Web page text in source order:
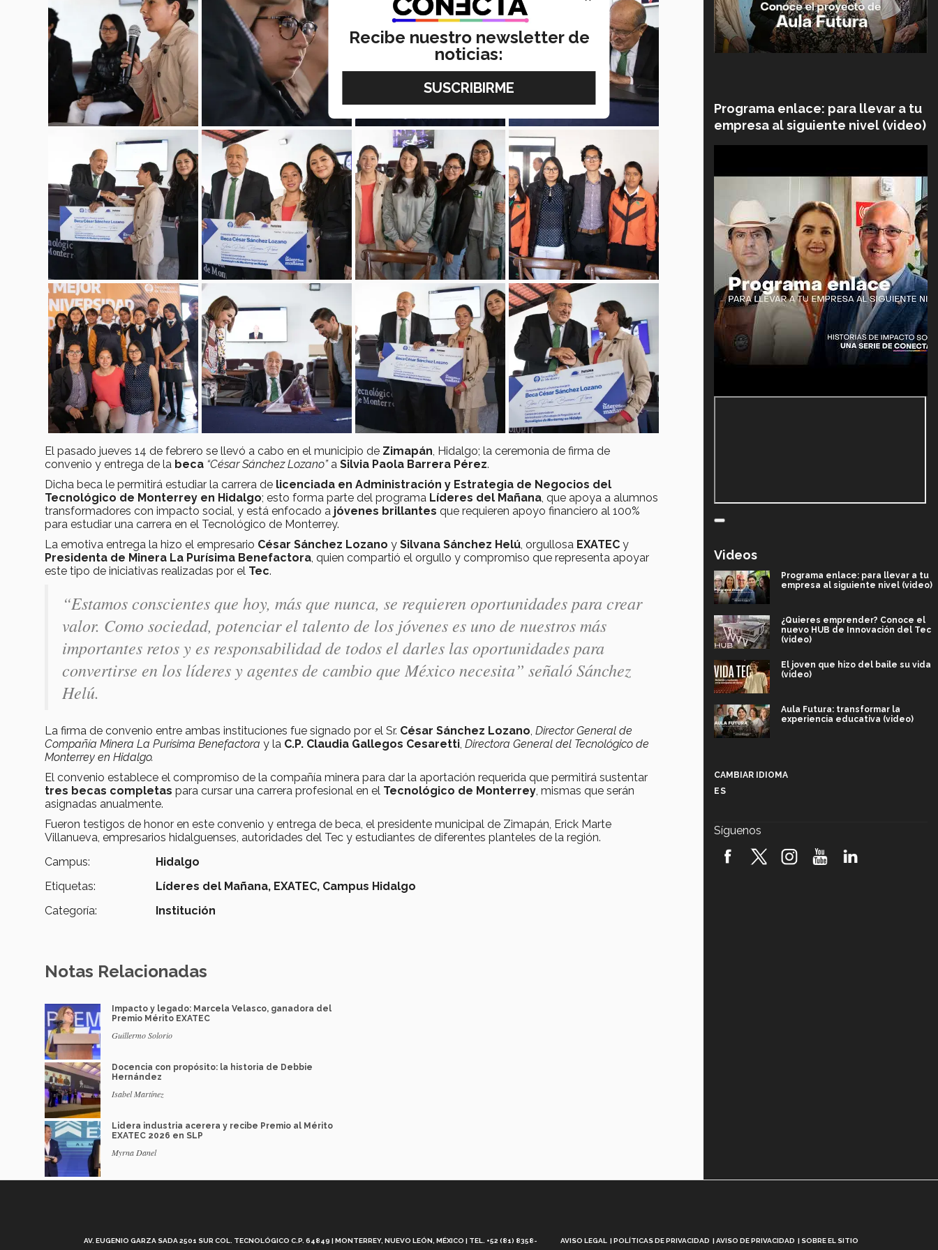
El pasado jueves 14 de febrero se llevó a cabo en el municipio de Zimapán, Hidalgo; la ceremonia de firma de
convenio y entrega de la beca “César Sánchez Lozano”a Silvia Paola Barrera Pérez.
Dicha beca le permitirá estudiar la carrera de licenciada en Administración y Estrategia de Negocios del
Tecnológico de Monterrey en Hidalgo; esto forma parte del programa Líderes del Mañana, que apoya a alumnos
transformadores con impacto social, y está enfocado a jóvenes brillantes que requieren apoyo financiero al 100%
para estudiar una carrera en el Tecnológico de Monterrey.
La emotiva entrega la hizo el empresario César Sánchez Lozano y Silvana Sánchez Helú, orgullosa EXATEC y
Presidenta de Minera La Purísima Benefactora, quien compartió el orgullo y compromiso que representa apoyar
este tipo de iniciativas realizadas por el Tec.
“Estamos conscientes que hoy, más que nunca, se requieren oportunidades para crear
valor. Como sociedad, potenciar el talento de los jóvenes es uno de nuestros más
importantes retos y es responsabilidad de todos el darles las oportunidades para
convertirse en los líderes y agentes de cambio que México necesita” señaló Sánchez
Helú.
La firma de convenio entre ambas instituciones fue signado por el Sr. César Sánchez Lozano, Director General de
Compañía Minera La Purísima Benefactora y la C.P. Claudia Gallegos Cesaretti, Directora General del Tecnológico de
Monterrey en Hidalgo.
El convenio establece el compromiso de la compañía minera para dar la aportación requerida que permitirá sustentar
tres becas completas para cursar una carrera profesional en el Tecnológico de Monterrey, mismas que serán
asignadas anualmente.
Fueron testigos de honor en este convenio y entrega de beca, el presidente municipal de Zimapán, Erick Marte
Villanueva, empresarios hidalguenses, autoridades del Tec y estudiantes de diferentes planteles de la región.
Campus:
Hidalgo
Etiquetas:
Líderes del Mañana, EXATEC, Campus Hidalgo
Categoría:
Institución
Notas Relacionadas
Impacto y legado: Marcela Velasco, ganadora del
Premio Mérito EXATEC
Guillermo Solorio
Docencia con propósito: la historia de Debbie
Hernández
Isabel Martínez
Lidera industria acerera y recibe Premio al Mérito
EXATEC 2026 en SLP
Myrna Danel
Programa enlace: para llevar a tu
empresa al siguiente nivel (video)
Videos
Programa enlace: para llevar a tu
empresa al siguiente nivel (video)
¿Quieres emprender? Conoce el
nuevo HUB de Innovación del Tec
(video)
El joven que hizo del baile su vida
(video)
Aula Futura: transformar la
experiencia educativa (video)
robótica FIRST 2026! (video)
CAMBIAR IDIOMA
ES
Síguenos
AV. EUGENIO GARZA SADA 2501 SUR COL. TECNOLÓGICO C.P. 64849 | MONTERREY, NUEVO LEÓN, MÉXICO | TEL. +52 (81) 8358- AVISO LEGAL POLÍTICAS DE PRIVACIDAD AVISO DE PRIVACIDAD SOBRE EL SITIO
Recibe nuestro newsletter de
noticias: